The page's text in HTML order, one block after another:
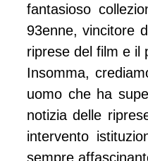
fantasioso
93enne, vincitore
riprese del film e il
Insomma,
uomo che ha
notizia delle
intervento
sempre